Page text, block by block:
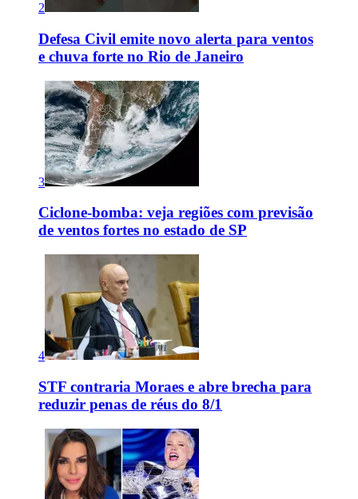
2
Defesa Civil emite novo alerta para ventos
e chuva forte no Rio de Janeiro
3
Ciclone-bomba: veja regiões com previsão
de ventos fortes no estado de SP
4
STF contraria Moraes e abre brecha para
reduzir penas de réus do 8/1